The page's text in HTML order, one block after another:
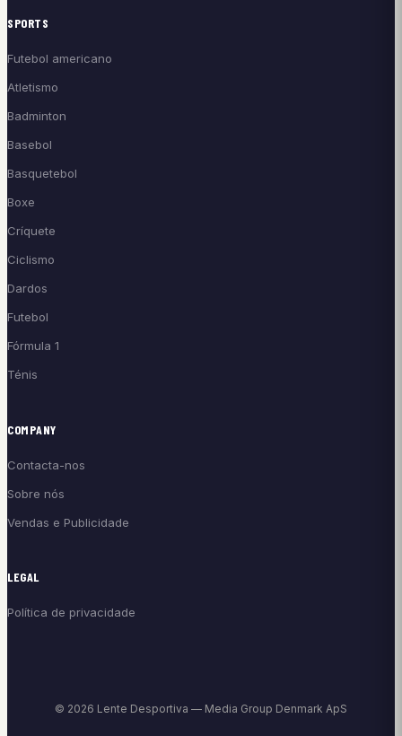
SPORTS
Futebol americano
Atletismo
Badminton
Basebol
Basquetebol
Boxe
Críquete
Ciclismo
Dardos
Futebol
Fórmula 1
Ténis
COMPANY
Contacta-nos
Sobre nós
Vendas e Publicidade
LEGAL
Política de privacidade
© 2026 Lente Desportiva — Media Group Denmark ApS